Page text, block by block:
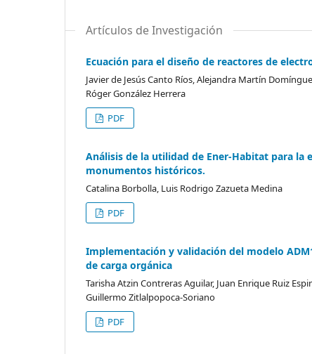
Artículos de Investigación
Ecuación para el diseño de reactores de
Javier de Jesús Canto Ríos, Alejandra Martín
Róger González Herrera
PDF
Análisis de la utilidad de Ener-Habitat para
monumentos históricos.
Catalina Borbolla, Luis Rodrigo Zazueta Medina
PDF
Implementación y validación del modelo
de carga orgánica
Tarisha Atzin Contreras Aguilar, Juan Enrique Ruiz
Guillermo Zitlalpopoca-Soriano
PDF